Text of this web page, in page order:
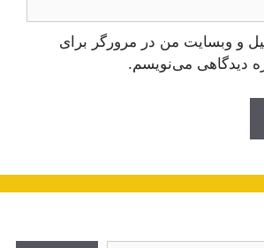
و وبسایت من در مرورگر برای
دیدگاهی می‌نویسم.